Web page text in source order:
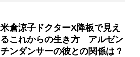
米倉涼子ドクターX降板で見え
るこれからの生き方 アルゼン
チンダンサーの彼との関係は？